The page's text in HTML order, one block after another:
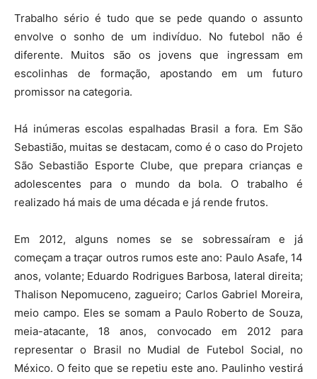
Trabalho sério é tudo que se pede quando o assunto
envolve o sonho de um indivíduo. No futebol não é
diferente. Muitos são os jovens que ingressam em
escolinhas de formação, apostando em um futuro
promissor na categoria.
Há inúmeras escolas espalhadas Brasil a fora. Em São
Sebastião, muitas se destacam, como é o caso do Projeto
São Sebastião Esporte Clube, que prepara crianças e
adolescentes para o mundo da bola. O trabalho é
realizado há mais de uma década e já rende frutos.
Em 2012, alguns nomes se se sobressaíram e já
começam a traçar outros rumos este ano: Paulo Asafe, 14
anos, volante; Eduardo Rodrigues Barbosa, lateral direita;
Thalison Nepomuceno, zagueiro; Carlos Gabriel Moreira,
meio campo. Eles se somam a Paulo Roberto de Souza,
meia-atacante, 18 anos, convocado em 2012 para
representar o Brasil no Mudial de Futebol Social, no
México. O feito que se repetiu este ano. Paulinho vestirá